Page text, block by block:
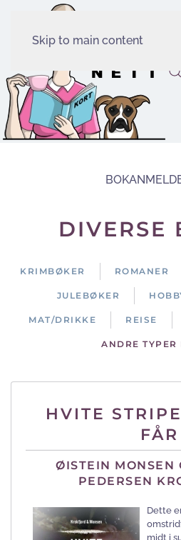
Skip to main content
DIVERSE
KRIMBØKER ROMANER
JULEBØKER
MAT/DRIKKE REISE
ANDRE TYPER
HVITE
FÅR
ØISTEIN MONSEN
PEDERSEN
Dette
midt i